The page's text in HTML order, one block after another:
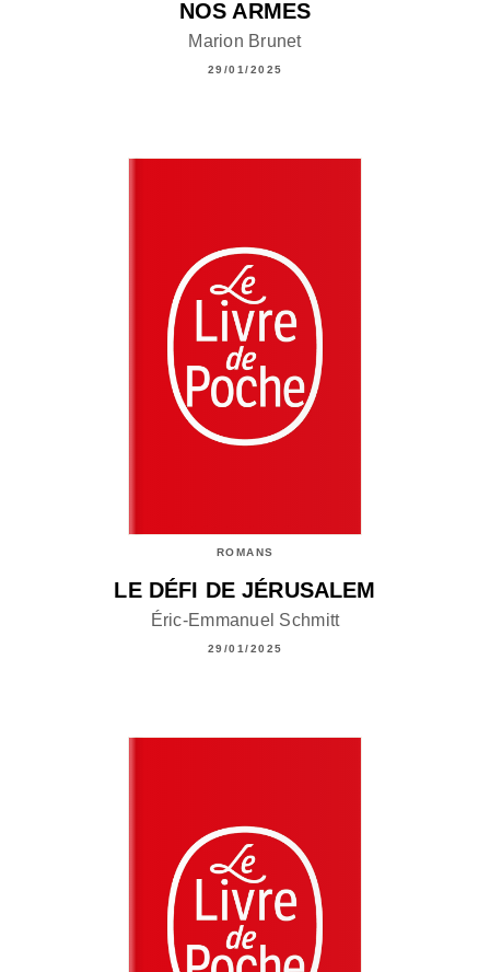
NOS ARMES
Marion Brunet
29/01/2025
ROMANS
LE DÉFI DE JÉRUSALEM
Éric-Emmanuel Schmitt
29/01/2025